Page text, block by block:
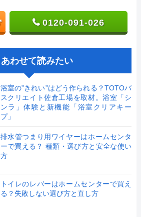
0120-091-026
あわせて読みたい
浴室の”きれい”はどう作られる？TOTOバ
スクリエイト佐倉工場を取材。浴室「シ
ンラ」体験と新機能「浴室クリアキー
プ」
排水管つまり用ワイヤーはホームセンタ
ーで買える？ 種類・選び方と安全な使い
方
トイレのレバーはホームセンターで買え
る？失敗しない選び方と直し方